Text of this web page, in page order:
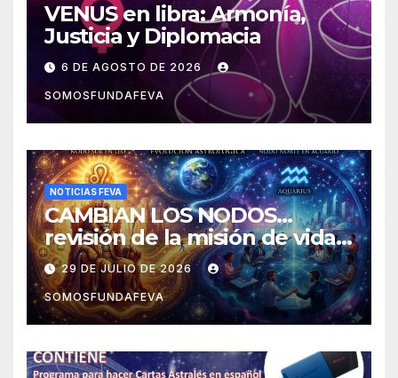
VENUS en libra: Armonía,
Justicia y Diplomacia
6 DE AGOSTO DE 2026
SOMOSFUNDAFEVA
NOTICIAS FEVA
CAMBIAN LOS NODOS…
revisión de la misión de vida y
experiencias
29 DE JULIO DE 2026
SOMOSFUNDAFEVA